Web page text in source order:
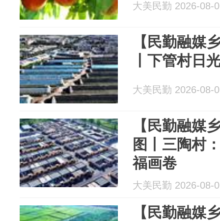
大美民勤 2026-08-
【民勤融媒
丨下管村日
大美民勤 2026-08-
【民勤融媒
图丨三陶村
福画卷
大美民勤 2026-08-
【民勤融媒